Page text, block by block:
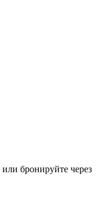
или бронируйте через